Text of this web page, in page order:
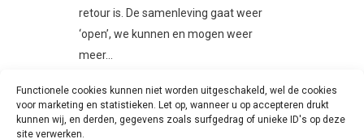
Functionele cookies kunnen niet worden uitgeschakeld, wel de cookies
voor marketing en statistieken. Let op, wanneer u op accepteren drukt
kunnen wij, en derden, gegevens zoals surfgedrag of unieke ID's op deze
site verwerken.
retour is. De samenleving gaat weer
‘open’, we kunnen en mogen weer
meer...
LEES MEER